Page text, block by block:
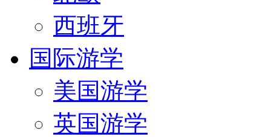
西班牙
国际游学
美国游学
英国游学